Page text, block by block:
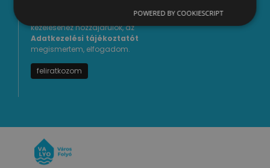
kezeléséhez hozzájárulok, az
Adatkezelési tájékoztatót
megismertem, elfogadom.
POWERED BY COOKIESCRIPT